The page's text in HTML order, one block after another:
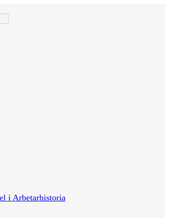
i Arbetarhistoria